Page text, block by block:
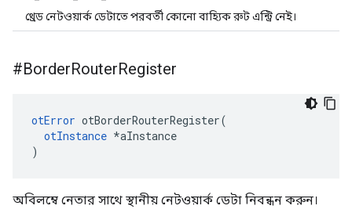
থ্রেড নেটওয়ার্ক ডেটাতে পরবর্তী কোনো বাহ্যিক রুট এন্ট্রি নেই।
#BorderRouterRegister
otError otBorderRouterRegister(
otInstance *aInstance
)
অবিলম্বে নেতার সাথে স্থানীয় নেটওয়ার্ক ডেটা নিবন্ধন করুন।